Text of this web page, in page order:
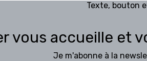
Texte, bouton
vous accueille et
Je m'abonne à la